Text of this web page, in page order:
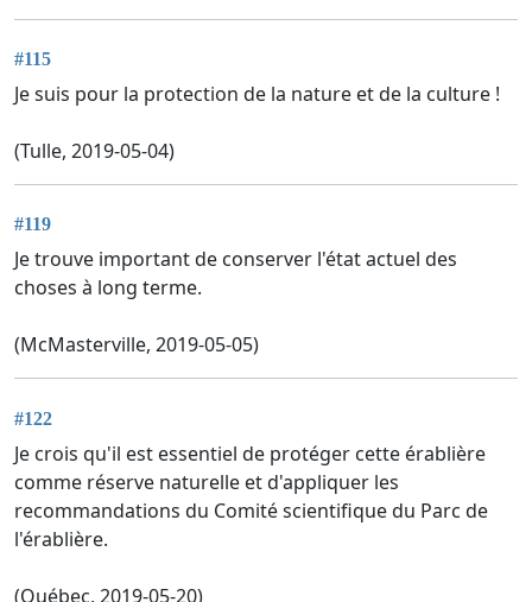
#115
Je suis pour la protection de la nature et de la culture !
(Tulle, 2019-05-04)
#119
Je trouve important de conserver l'état actuel des
choses à long terme.
(McMasterville, 2019-05-05)
#122
Je crois qu'il est essentiel de protéger cette érablière
comme réserve naturelle et d'appliquer les
recommandations du Comité scientifique du Parc de
l'érablière.
(Québec, 2019-05-20)